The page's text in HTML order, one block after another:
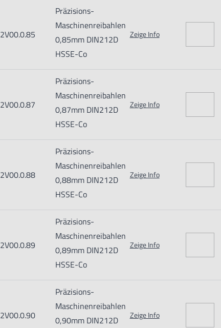
2V00.0.85
Präzisions-
Maschinenreibahlen
0,85mm DIN212D
HSSE-Co
Zeige Info
2V00.0.87
Präzisions-
Maschinenreibahlen
0,87mm DIN212D
HSSE-Co
Zeige Info
2V00.0.88
Präzisions-
Maschinenreibahlen
0,88mm DIN212D
HSSE-Co
Zeige Info
2V00.0.89
Präzisions-
Maschinenreibahlen
0,89mm DIN212D
HSSE-Co
Zeige Info
2V00.0.90
Präzisions-
Maschinenreibahlen
0,90mm DIN212D
Zeige Info